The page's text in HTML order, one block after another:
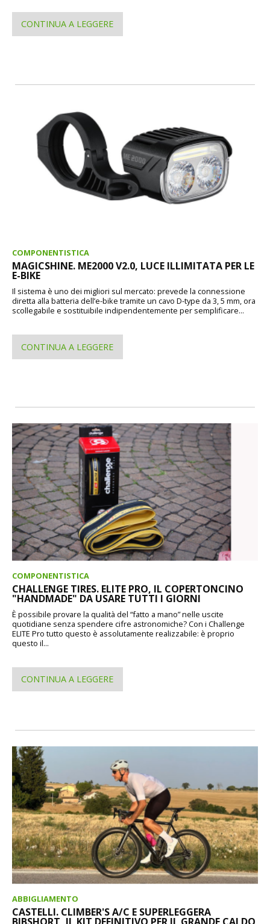
CONTINUA A LEGGERE
COMPONENTISTICA
MAGICSHINE. ME2000 V2.0, LUCE ILLIMITATA PER LE
E-BIKE
Il sistema è uno dei migliori sul mercato: prevede la connessione
diretta alla batteria dell’e-bike tramite un cavo D-type da 3, 5 mm, ora
scollegabile e sostituibile indipendentemente per semplificare...
CONTINUA A LEGGERE
COMPONENTISTICA
CHALLENGE TIRES. ELITE PRO, IL COPERTONCINO
"HANDMADE" DA USARE TUTTI I GIORNI
È possibile provare la qualità del “fatto a mano” nelle uscite
quotidiane senza spendere cifre astronomiche? Con i Challenge
ELITE Pro tutto questo è assolutamente realizzabile: è proprio
questo il...
CONTINUA A LEGGERE
ABBIGLIAMENTO
CASTELLI. CLIMBER'S A/C E SUPERLEGGERA